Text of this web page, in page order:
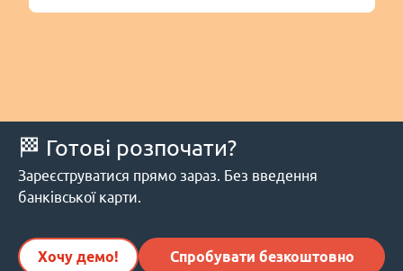
🏁 Готові розпочати?
Зареєструватися прямо зараз. Без введення
банківської карти.
Хочу демо! Спробувати безкоштовно